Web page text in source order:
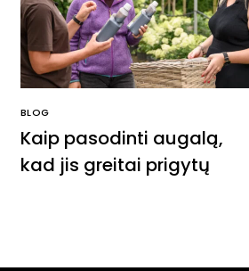
BLOG
Kaip pasodinti augalą,
kad jis greitai prigytų